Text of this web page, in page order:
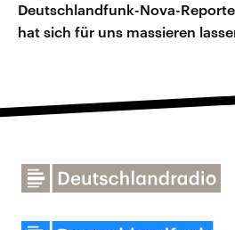
Deutschlandfunk-Nova-
hat sich für uns massieren